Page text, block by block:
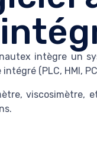
intègre un
(PLC,
viscosimètre,